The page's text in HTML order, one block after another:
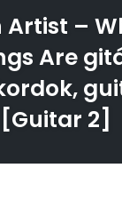
Artist –
Are
[Guitar 2]